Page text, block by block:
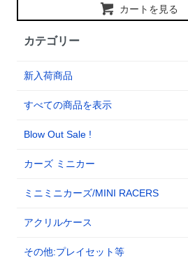
カートを見る
カテゴリー
新入荷商品
すべての商品を表示
Blow Out Sale !
カーズ ミニカー
ミニミニカーズ/MINI RACERS
アクリルケース
その他:プレイセット等